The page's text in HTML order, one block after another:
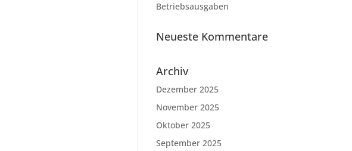
Betriebsausgaben
Neueste Kommentare
Archiv
Dezember 2025
November 2025
Oktober 2025
September 2025